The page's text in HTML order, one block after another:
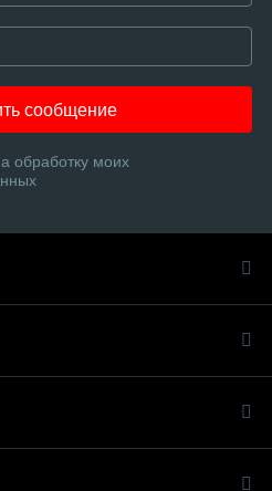
сообщение
обработку моих